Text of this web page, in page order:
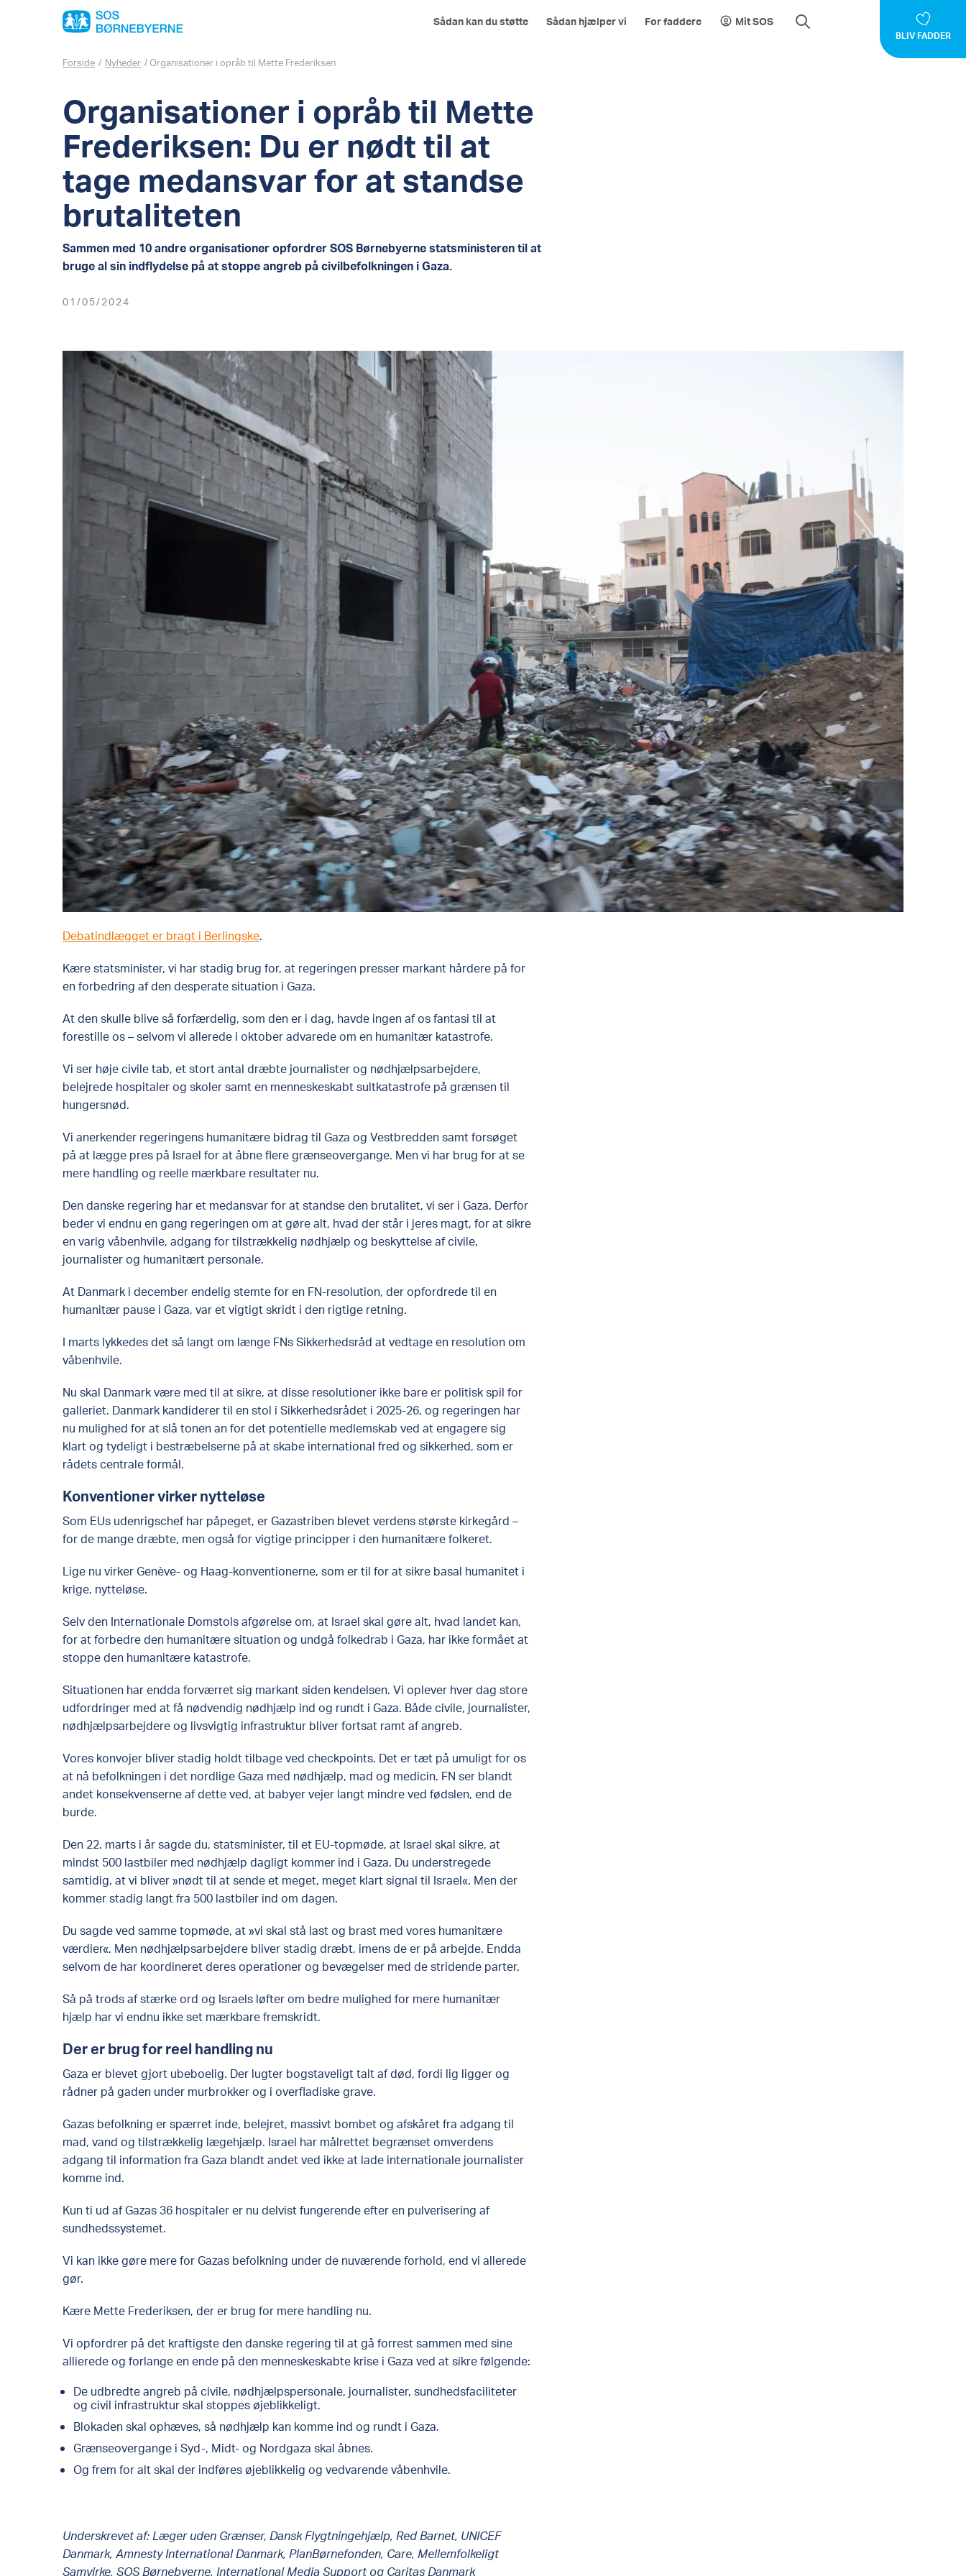
Sådan kan du støtte Sådan hjælper vi For faddere Mit SOS
BLIV FADDER
Forside / Nyheder /Organisationer i opråb til Mette Frederiksen
Organisationer i opråb til Mette
Frederiksen: Du er nødt til at
tage medansvar for at standse
brutaliteten
Sammen med 10 andre organisationer opfordrer SOS Børnebyerne statsministeren til at
bruge al sin indflydelse på at stoppe angreb på civilbefolkningen i Gaza.
01/05/2024
Debatindlægget er bragt i Berlingske.
Kære statsminister, vi har stadig brug for, at regeringen presser markant hårdere på for
en forbedring af den desperate situation i Gaza.
At den skulle blive så forfærdelig, som den er i dag, havde ingen af os fantasi til at
forestille os – selvom vi allerede i oktober advarede om en humanitær katastrofe.
Vi ser høje civile tab, et stort antal dræbte journalister og nødhjælpsarbejdere,
belejrede hospitaler og skoler samt en menneskeskabt sultkatastrofe på grænsen til
hungersnød.
Vi anerkender regeringens humanitære bidrag til Gaza og Vestbredden samt forsøget
på at lægge pres på Israel for at åbne flere grænseovergange. Men vi har brug for at se
mere handling og reelle mærkbare resultater nu.
Den danske regering har et medansvar for at standse den brutalitet, vi ser i Gaza. Derfor
beder vi endnu en gang regeringen om at gøre alt, hvad der står i jeres magt, for at sikre
en varig våbenhvile, adgang for tilstrækkelig nødhjælp og beskyttelse af civile,
journalister og humanitært personale.
At Danmark i december endelig stemte for en FN-resolution, der opfordrede til en
humanitær pause i Gaza, var et vigtigt skridt i den rigtige retning.
I marts lykkedes det så langt om længe FNs Sikkerhedsråd at vedtage en resolution om
våbenhvile.
Nu skal Danmark være med til at sikre, at disse resolutioner ikke bare er politisk spil for
galleriet. Danmark kandiderer til en stol i Sikkerhedsrådet i 2025-26, og regeringen har
nu mulighed for at slå tonen an for det potentielle medlemskab ved at engagere sig
klart og tydeligt i bestræbelserne på at skabe international fred og sikkerhed, som er
rådets centrale formål.
Konventioner virker nytteløse
Som EUs udenrigschef har påpeget, er Gazastriben blevet verdens største kirkegård –
for de mange dræbte, men også for vigtige principper i den humanitære folkeret.
Lige nu virker Genève- og Haag-konventionerne, som er til for at sikre basal humanitet i
krige, nytteløse.
Selv den Internationale Domstols afgørelse om, at Israel skal gøre alt, hvad landet kan,
for at forbedre den humanitære situation og undgå folkedrab i Gaza, har ikke formået at
stoppe den humanitære katastrofe.
Situationen har endda forværret sig markant siden kendelsen. Vi oplever hver dag store
udfordringer med at få nødvendig nødhjælp ind og rundt i Gaza. Både civile, journalister,
nødhjælpsarbejdere og livsvigtig infrastruktur bliver fortsat ramt af angreb.
Vores konvojer bliver stadig holdt tilbage ved checkpoints. Det er tæt på umuligt for os
at nå befolkningen i det nordlige Gaza med nødhjælp, mad og medicin. FN ser blandt
andet konsekvenserne af dette ved, at babyer vejer langt mindre ved fødslen, end de
burde.
Den 22. marts i år sagde du, statsminister, til et EU-topmøde, at Israel skal sikre, at
mindst 500 lastbiler med nødhjælp dagligt kommer ind i Gaza. Du understregede
samtidig, at vi bliver »nødt til at sende et meget, meget klart signal til Israel«. Men der
kommer stadig langt fra 500 lastbiler ind om dagen.
Du sagde ved samme topmøde, at »vi skal stå last og brast med vores humanitære
værdier«. Men nødhjælpsarbejdere bliver stadig dræbt, imens de er på arbejde. Endda
selvom de har koordineret deres operationer og bevægelser med de stridende parter.
Så på trods af stærke ord og Israels løfter om bedre mulighed for mere humanitær
hjælp har vi endnu ikke set mærkbare fremskridt.
Der er brug for reel handling nu
Gaza er blevet gjort ubeboelig. Der lugter bogstaveligt talt af død, fordi lig ligger og
rådner på gaden under murbrokker og i overfladiske grave.
Gazas befolkning er spærret inde, belejret, massivt bombet og afskåret fra adgang til
mad, vand og tilstrækkelig lægehjælp. Israel har målrettet begrænset omverdens
adgang til information fra Gaza blandt andet ved ikke at lade internationale journalister
komme ind.
Kun ti ud af Gazas 36 hospitaler er nu delvist fungerende efter en pulverisering af
sundhedssystemet.
Vi kan ikke gøre mere for Gazas befolkning under de nuværende forhold, end vi allerede
gør.
Kære Mette Frederiksen, der er brug for mere handling nu.
Vi opfordrer på det kraftigste den danske regering til at gå forrest sammen med sine
allierede og forlange en ende på den menneskeskabte krise i Gaza ved at sikre følgende:
De udbredte angreb på civile, nødhjælpspersonale, journalister, sundhedsfaciliteter
og civil infrastruktur skal stoppes øjeblikkeligt.
Blokaden skal ophæves, så nødhjælp kan komme ind og rundt i Gaza.
Grænseovergange i Syd-, Midt- og Nordgaza skal åbnes.
Og frem for alt skal der indføres øjeblikkelig og vedvarende våbenhvile.
Underskrevet af: Læger uden Grænser, Dansk Flygtningehjælp, Red Barnet, UNICEF
Danmark, Amnesty International Danmark, PlanBørnefonden, Care, Mellemfolkeligt
Samvirke, SOS Børnebyerne, International Media Support og Caritas Danmark